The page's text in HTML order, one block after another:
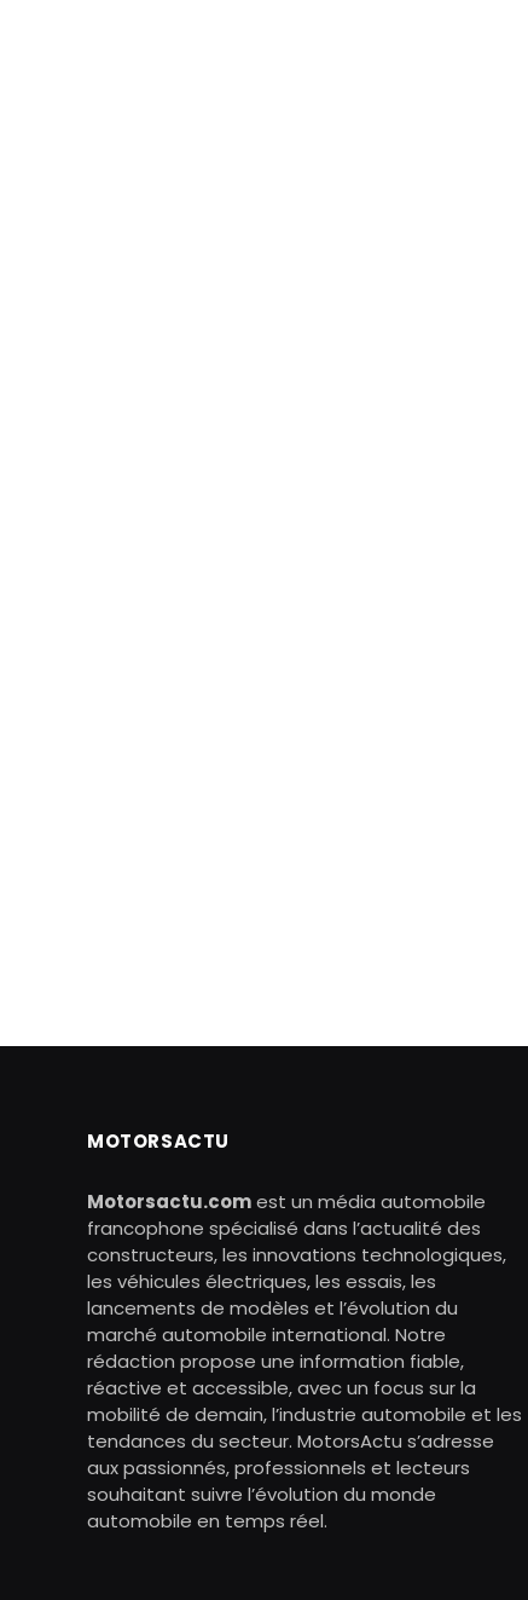
MOTORSACTU
Motorsactu.comest un média automobile
francophone spécialisé dans l’actualité des
constructeurs, les innovations technologiques,
les véhicules électriques, les essais, les
lancements de modèles et l’évolution du
marché automobile international. Notre
rédaction propose une information fiable,
réactive et accessible, avec un focus sur la
mobilité de demain, l’industrie automobile et les
tendances du secteur. MotorsActu s’adresse
aux passionnés, professionnels et lecteurs
souhaitant suivre l’évolution du monde
automobile en temps réel.